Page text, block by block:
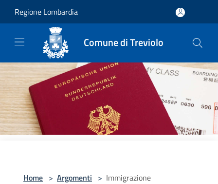
Regione Lombardia
Comune di Treviolo
Home > Argomenti > Immigrazione